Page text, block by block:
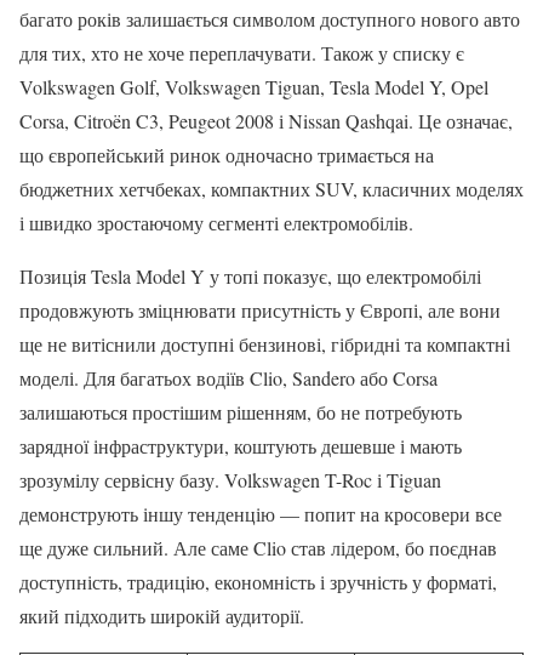
багато років залишається символом доступного нового авто
для тих, хто не хоче переплачувати. Також у списку є
Volkswagen Golf, Volkswagen Tiguan, Tesla Model Y, Opel
Corsa, Citroën C3, Peugeot 2008 і Nissan Qashqai. Це означає,
що європейський ринок одночасно тримається на
бюджетних хетчбеках, компактних SUV, класичних моделях
і швидко зростаючому сегменті електромобілів.
Позиція Tesla Model Y у топі показує, що електромобілі
продовжують зміцнювати присутність у Європі, але вони
ще не витіснили доступні бензинові, гібридні та компактні
моделі. Для багатьох водіїв Clio, Sandero або Corsa
залишаються простішим рішенням, бо не потребують
зарядної інфраструктури, коштують дешевше і мають
зрозумілу сервісну базу. Volkswagen T-Roc і Tiguan
демонструють іншу тенденцію — попит на кросовери все
ще дуже сильний. Але саме Clio став лідером, бо поєднав
доступність, традицію, економність і зручність у форматі,
який підходить широкій аудиторії.